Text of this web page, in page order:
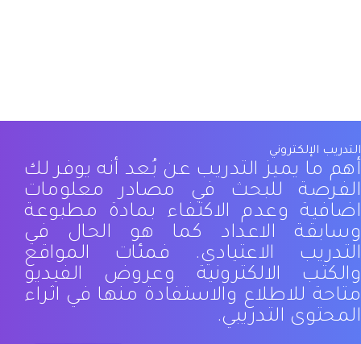
التدريب الإلكتروني
أهم ما يميز التدريب عن بُعد أنه يوفر لك
الفرصة للبحث في مصادر معلومات
اضافية وعدم الاكتفاء بمادة مطبوعة
وسابقة الاعداد كما هو الحال في
التدريب الاعتيادي. فمئات المواقع
والكتب الالكترونية وعروض الفيديو
متاحة للاطلاع والاستفادة منها في اثراء
المحتوى التدريبي.